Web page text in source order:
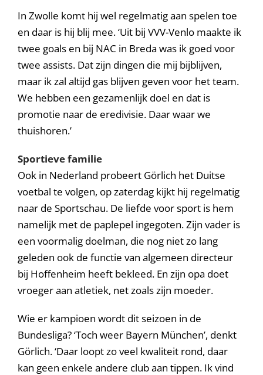
In Zwolle komt hij wel regelmatig aan spelen toe
en daar is hij blij mee. ‘Uit bij VVV-Venlo maakte ik
twee goals en bij NAC in Breda was ik goed voor
twee assists. Dat zijn dingen die mij bijblijven,
maar ik zal altijd gas blijven geven voor het team.
We hebben een gezamenlijk doel en dat is
promotie naar de eredivisie. Daar waar we
thuishoren.’
Sportieve familie
Ook in Nederland probeert Görlich het Duitse
voetbal te volgen, op zaterdag kijkt hij regelmatig
naar de Sportschau. De liefde voor sport is hem
namelijk met de paplepel ingegoten. Zijn vader is
een voormalig doelman, die nog niet zo lang
geleden ook de functie van algemeen directeur
bij Hoffenheim heeft bekleed. En zijn opa doet
vroeger aan atletiek, net zoals zijn moeder.
Wie er kampioen wordt dit seizoen in de
Bundesliga? ‘Toch weer Bayern München’, denkt
Görlich. ‘Daar loopt zo veel kwaliteit rond, daar
kan geen enkele andere club aan tippen. Ik vind